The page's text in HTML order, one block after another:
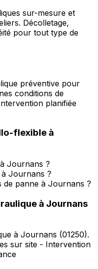
sur-mesure et
Décolletage,
pour tout type de
préventive pour
conditions de
planifiée
flexible à
Journans ?
Journans ?
de panne à Journans ?
à Journans
à Journans (01250).
sur site - Intervention